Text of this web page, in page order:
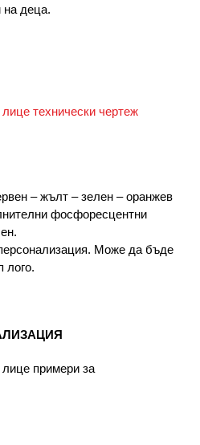
деца.
– жълт – зелен – оранжев
фосфоресцентни
Може да бъде
лого.